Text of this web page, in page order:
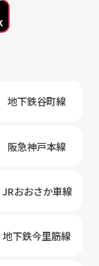
地下鉄谷町線
阪急神戸本線
JRおおさか車線
地下鉄今里筋線